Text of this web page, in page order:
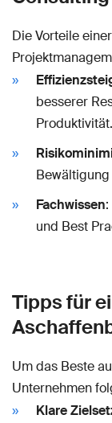
Die Vorteile
besserer
Produktivität.
Bewältigung
Fachwissen
und Best
Tipps für
Um das Beste
Unternehmen
Klare